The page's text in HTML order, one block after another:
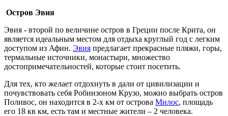
Остров Эвия
Эвия - второй по величине остров в Греции после Крита, он
является идеальным местом для отдыха круглый год с легким
доступом из Афин. Эвия предлагает прекрасные пляжи, горы,
термальные источники, монастыри, множество
достопримечательностей, которые стоит посетить.
Для тех, кто желает отдохнуть в дали от цивилизации и
почувствовать себя Робинзоном Крузо, можно выбрать остров
Поливос, он находится в 2-х км от острова Милос, площадь
его 18 кв км, есть там и местные жители – 2 человека.